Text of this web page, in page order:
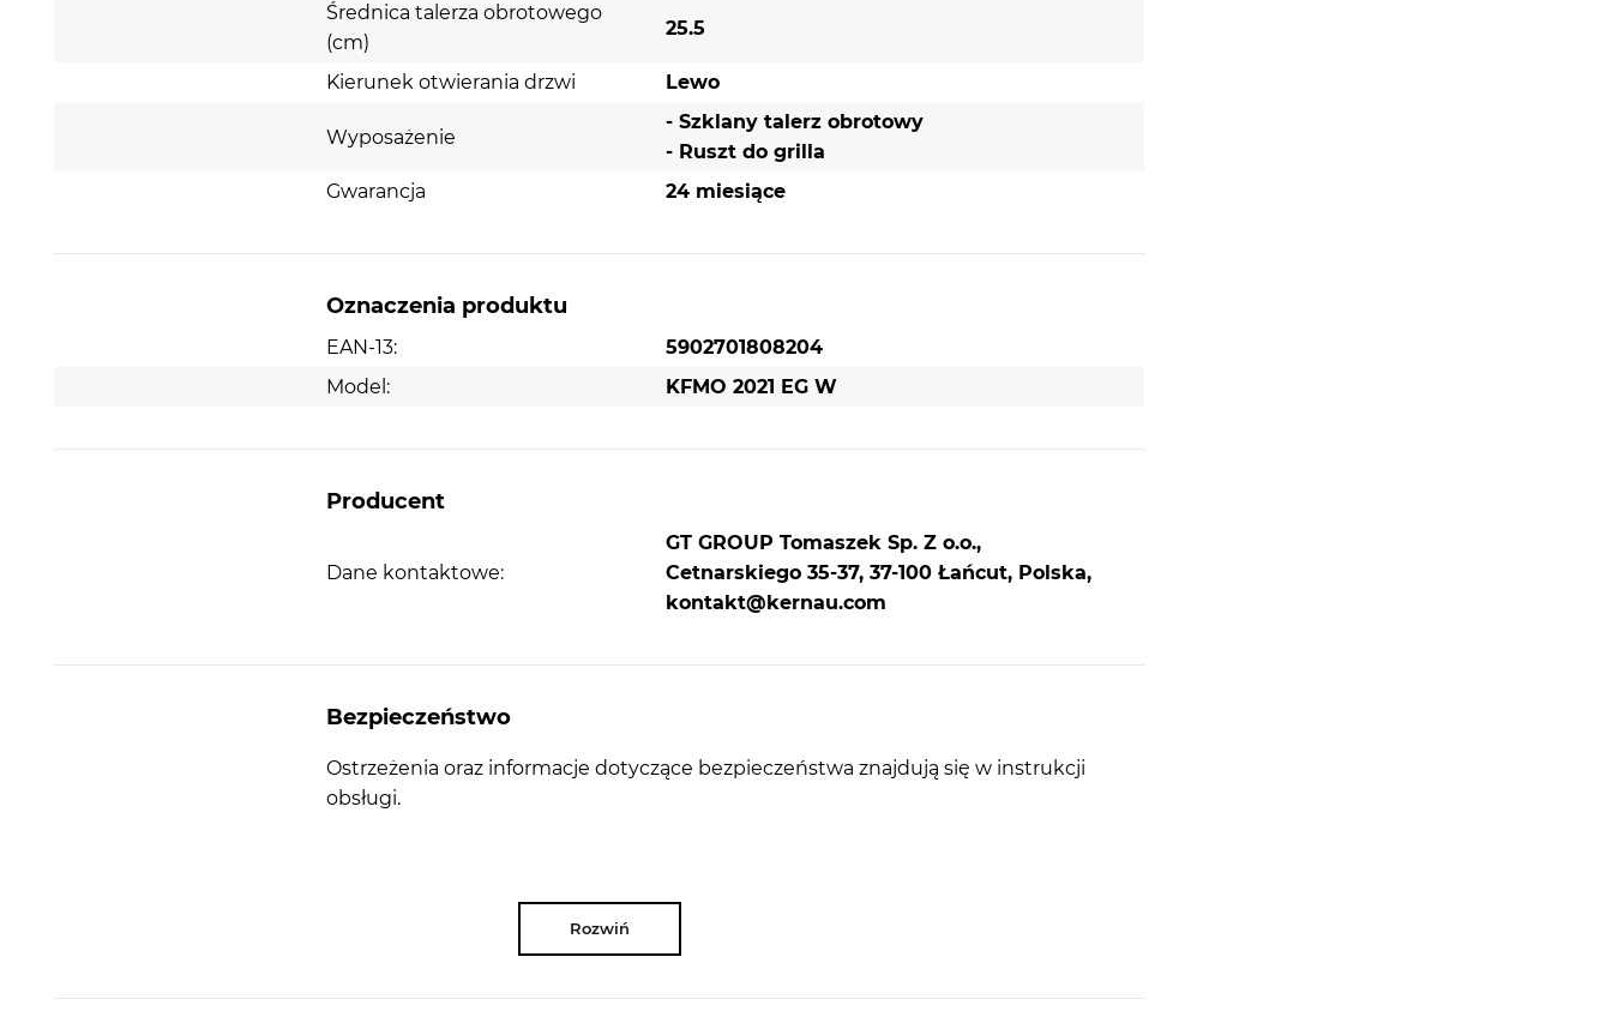
Średnica talerza obrotowego
(cm)
25.5
Kierunek otwierania drzwi Lewo
Wyposażenie
- Szklany talerz obrotowy
- Ruszt do grilla
Gwarancja
24 miesiące
Oznaczenia produktu
EAN-13:
5902701808204
Model:
KFMO 2021 EG W
Producent
Dane kontaktowe:
GT GROUP Tomaszek Sp. Z o.o.,
Cetnarskiego 35-37, 37-100 Łańcut, Polska,
kontakt@kernau.com
Bezpieczeństwo
Ostrzeżenia oraz informacje dotyczące bezpieczeństwa znajdują się w instrukcji
obsługi.
Rozwiń